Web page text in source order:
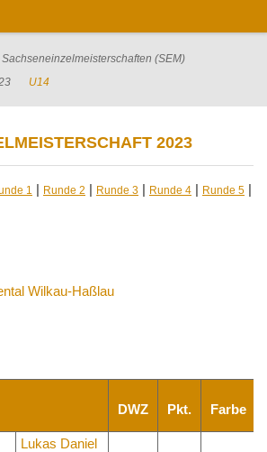
Sachseneinzelmeisterschaften (SEM)
U14
2023
1 | Runde 2 | Runde 3 | Runde 4 | Runde 5 |
Wilkau-Haßlau
DWZ Pkt. Farbe
Lukas Daniel